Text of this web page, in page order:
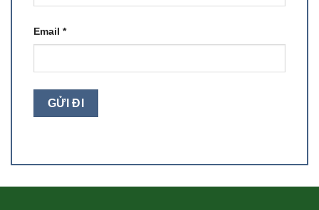
Email *